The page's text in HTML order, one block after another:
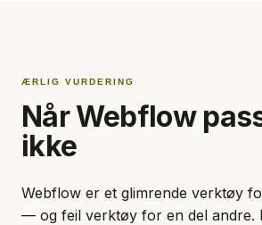
ÆRLIG VURDERING
Når Webflow
ikke
Webflow er et glimrende verktøy
— og feil verktøy for en del andre.